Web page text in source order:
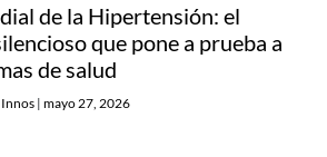
de la Hipertensión: el
que pone a prueba a
de salud
| mayo 27, 2026